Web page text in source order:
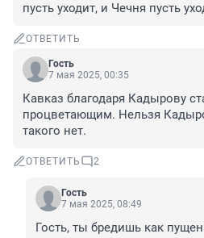
пусть уходит, и Чечня пусть
ОТВЕТИТЬ
Гость
7 мая 2025, 00:35
Кавказ благодаря Кадырову
процветающим. Нельзя
такого нет.
ОТВЕТИТЬ 2
Гость
7 мая 2025, 08:49
Гость, ты бредишь как